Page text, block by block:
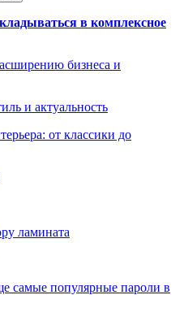
в комплексное
бизнеса и
и актуальность
от классики до
ламината
самые популярные пароли в